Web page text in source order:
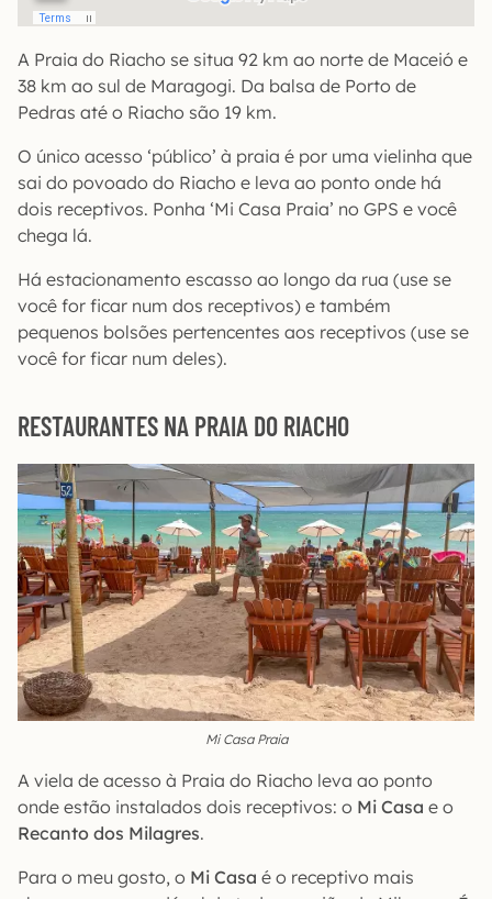
A Praia do Riacho se situa 92 km ao norte de Maceió e
38 km ao sul de Maragogi. Da balsa de Porto de
Pedras até o Riacho são 19 km.
O único acesso ‘público’ à praia é por uma vielinha que
sai do povoado do Riacho e leva ao ponto onde há
dois receptivos. Ponha ‘Mi Casa Praia’ no GPS e você
chega lá.
Há estacionamento escasso ao longo da rua (use se
você for ficar num dos receptivos) e também
pequenos bolsões pertencentes aos receptivos (use se
você for ficar num deles).
RESTAURANTES NA PRAIA DO RIACHO
Mi Casa Praia
A viela de acesso à Praia do Riacho leva ao ponto
onde estão instalados dois receptivos: o Mi Casa e o
Recanto dos Milagres.
Para o meu gosto, o Mi Casa é o receptivo mais